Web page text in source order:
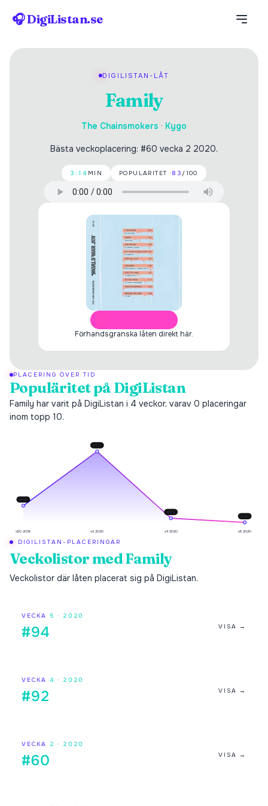
🎧 DigiListan.se
DIGILISTAN-LÅT
Family
The Chainsmokers · Kygo
Bästa veckoplacering: #60 vecka 2 2020.
3:14 MIN POPULARITET ·83 /100
Förhandsgranska låten direkt här.
PLACERING ÖVER TID
Populäritet på DigiListan
Family har varit på DigiListan i 4 veckor, varav 0 placeringar
inom topp 10.
# 86
# 60
# 92
# 94
v50 2019 v2 2020 v4 2020 v5 2020
DIGILISTAN-PLACERINGAR
Veckolistor medFamily
Veckolistor där låten placerat sig på DigiListan.
VECKA 5 · 2020
#94 VISA →
VECKA 4 · 2020
#92 VISA →
VECKA 2 · 2020
#60 VISA →